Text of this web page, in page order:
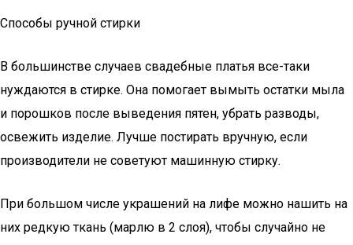
Способы ручной стирки
В большинстве случаев свадебные платья все-таки
нуждаются в стирке. Она помогает вымыть остатки мыла
и порошков после выведения пятен, убрать разводы,
освежить изделие. Лучше постирать вручную, если
производители не советуют машинную стирку.
При большом числе украшений на лифе можно нашить на
них редкую ткань (марлю в 2 слоя), чтобы случайно не